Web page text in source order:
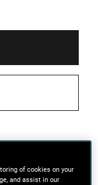
of cookies on your
and assist in our